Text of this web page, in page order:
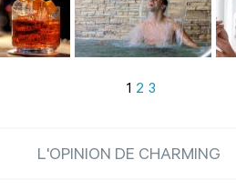
1 2 3
L'OPINION DE CHARMING